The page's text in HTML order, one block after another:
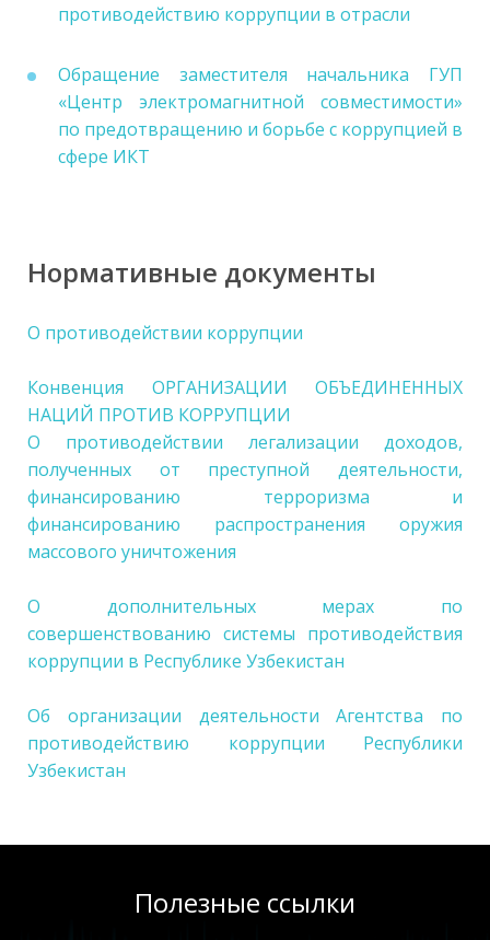
противодействию коррупции в отрасли
Обращение заместителя начальника ГУП
«Центр электромагнитной совместимости»
по предотвращению и борьбе с коррупцией в
сфере ИКТ
Нормативные документы
О противодействии коррупции
Конвенция ОРГАНИЗАЦИИ ОБЪЕДИНЕННЫХ
НАЦИЙ ПРОТИВ КОРРУПЦИИ
О противодействии легализации доходов,
полученных от преступной деятельности,
финансированию терроризма и
финансированию распространения оружия
массового уничтожения
О дополнительных мерах по
совершенствованию системы противодействия
коррупции в Республике Узбекистан
Об организации деятельности Агентства по
противодействию коррупции Республики
Узбекистан
Полезные ссылки